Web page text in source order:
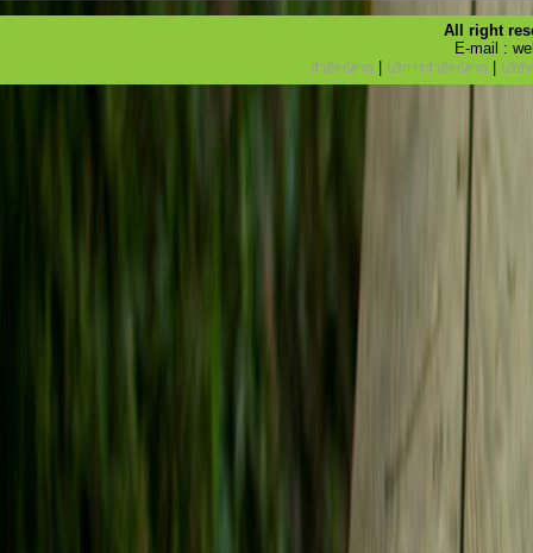
All right
E-mail :
กำจัดปลวก บริการกำจัดปลวก บริษั